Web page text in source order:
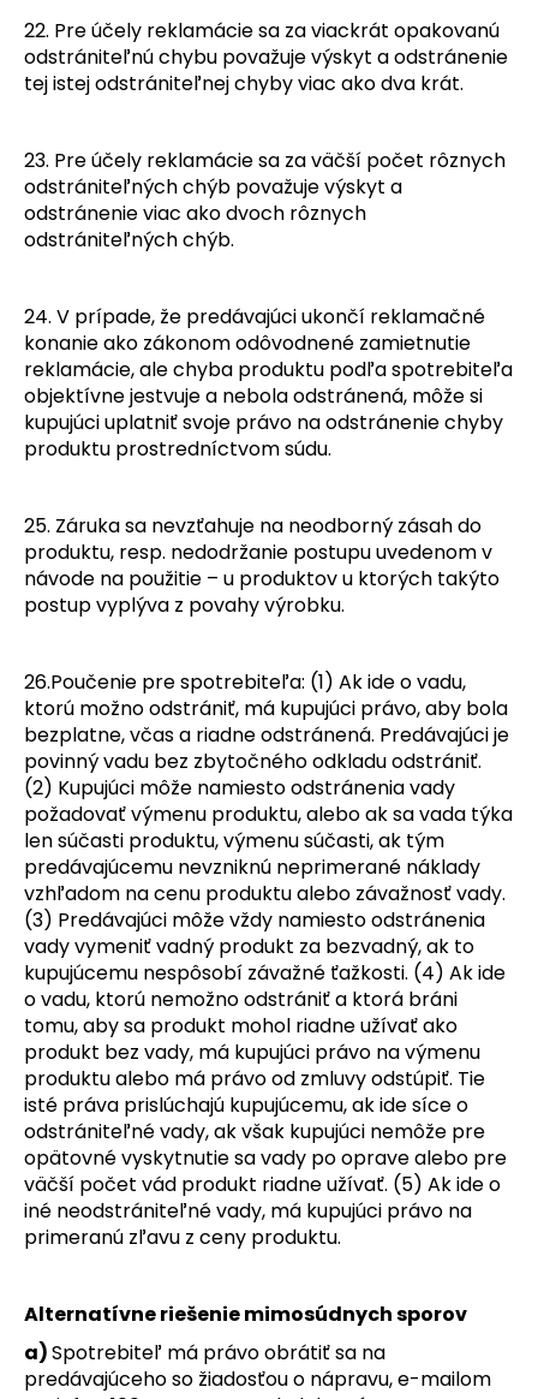
22. Pre účely reklamácie sa za viackrát opakovanú
odstrániteľnú chybu považuje výskyt a odstránenie
tej istej odstrániteľnej chyby viac ako dva krát.
23. Pre účely reklamácie sa za väčší počet rôznych
odstrániteľných chýb považuje výskyt a
odstránenie viac ako dvoch rôznych
odstrániteľných chýb.
24. V prípade, že predávajúci ukončí reklamačné
konanie ako zákonom odôvodnené zamietnutie
reklamácie, ale chyba produktu podľa spotrebiteľa
objektívne jestvuje a nebola odstránená, môže si
kupujúci uplatniť svoje právo na odstránenie chyby
produktu prostredníctvom súdu.
25. Záruka sa nevzťahuje na neodborný zásah do
produktu, resp. nedodržanie postupu uvedenom v
návode na použitie – u produktov u ktorých takýto
postup vyplýva z povahy výrobku.
26.Poučenie pre spotrebiteľa: (1) Ak ide o vadu,
ktorú možno odstrániť, má kupujúci právo, aby bola
bezplatne, včas a riadne odstránená. Predávajúci je
povinný vadu bez zbytočného odkladu odstrániť.
(2) Kupujúci môže namiesto odstránenia vady
požadovať výmenu produktu, alebo ak sa vada týka
len súčasti produktu, výmenu súčasti, ak tým
predávajúcemu nevzniknú neprimerané náklady
vzhľadom na cenu produktu alebo závažnosť vady.
(3) Predávajúci môže vždy namiesto odstránenia
vady vymeniť vadný produkt za bezvadný, ak to
kupujúcemu nespôsobí závažné ťažkosti. (4) Ak ide
o vadu, ktorú nemožno odstrániť a ktorá bráni
tomu, aby sa produkt mohol riadne užívať ako
produkt bez vady, má kupujúci právo na výmenu
produktu alebo má právo od zmluvy odstúpiť. Tie
isté práva prislúchajú kupujúcemu, ak ide síce o
odstrániteľné vady, ak však kupujúci nemôže pre
opätovné vyskytnutie sa vady po oprave alebo pre
väčší počet vád produkt riadne užívať. (5) Ak ide o
iné neodstrániteľné vady, má kupujúci právo na
primeranú zľavu z ceny produktu.
Alternatívne riešenie mimosúdnych sporov
a)Spotrebiteľ má právo obrátiť sa na
predávajúceho so žiadosťou o nápravu, e-mailom